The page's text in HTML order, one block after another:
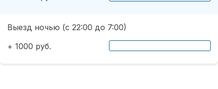
Выезд ночью (с 22:00 до 7:00)
+ 1000 руб.